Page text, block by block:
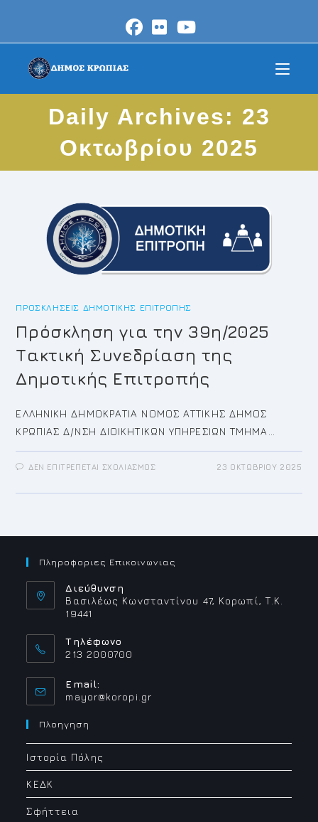
content
Daily Archives: 23
Οκτωβρίου 2025
ΠΡΟΣΚΛΉΣΕΙΣ ΔΗΜΟΤΙΚΉΣ ΕΠΙΤΡΟΠΉΣ
Πρόσκληση για την 39η/2025
Τακτική Συνεδρίαση της
Δημοτικής Επιτροπής
ΕΛΛΗΝΙΚΗ ΔΗΜΟΚΡΑΤΙΑ ΝΟΜΟΣ ΑΤΤΙΚΗΣ ΔΗΜΟΣ
ΚΡΩΠΙΑΣ Δ/ΝΣΗ ΔΙΟΙΚΗΤΙΚΩΝ ΥΠΗΡΕΣΙΩΝ ΤΜΗΜΑ…
ΔΕΝ ΕΠΙΤΡΈΠΕΤΑΙ ΣΧΟΛΙΑΣΜΌΣΣΤΟ
ΤΗΝ
ΔΗΜΟΤΙΚΉΣ
23 ΟΚΤΩΒΡΊΟΥ 2025
Πληροφοριες Επικοινωνιας
Διεύθυνση
Βασιλέως Κωνσταντίνου 47, Κορωπί, Τ.Κ.
19441
Τηλέφωνο
213 2000700
Email:
mayor@koropi.grOpens
Πλοηγηση
Ιστορία Πόλης
ΚΕΔΚ
Σφήττεια